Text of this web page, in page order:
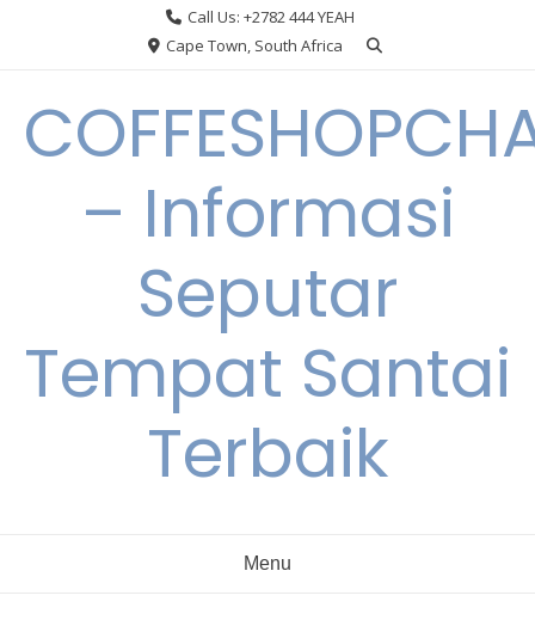
Call Us: +2782 444 YEAH
Cape Town, South Africa
– Informasi
Seputar
Tempat Santai
Terbaik
Menu